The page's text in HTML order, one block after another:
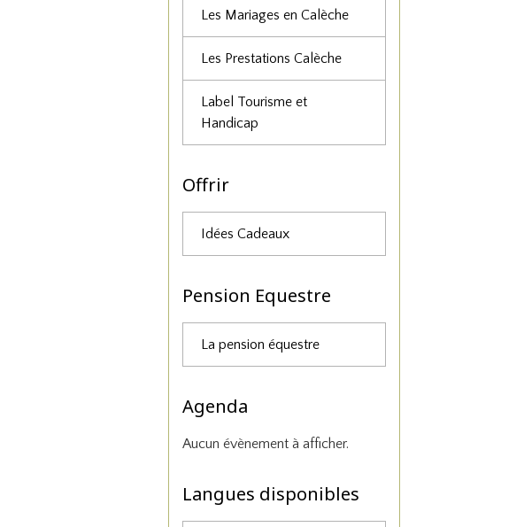
Les Mariages en Calèche
Les Prestations Calèche
Label Tourisme et
Handicap
Offrir
Idées Cadeaux
Pension Equestre
La pension équestre
Agenda
Aucun évènement à afficher.
Langues disponibles